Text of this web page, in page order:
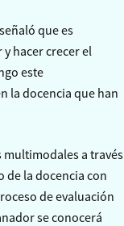
que es
hacer crecer el
este
la docencia que han
multimodales a través
de la docencia con
de evaluación
se conocerá